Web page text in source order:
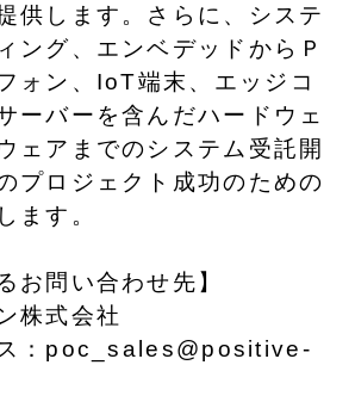
供します。さらに、システ
ング、エンベデッドからＰ
ォン、IoT端末、エッジコ
ーバーを含んだハードウェ
ェアまでのシステム受託開
プロジェクト成功のための
ます。
お問い合わせ先】
株式会社
ス：poc_sales@positive-